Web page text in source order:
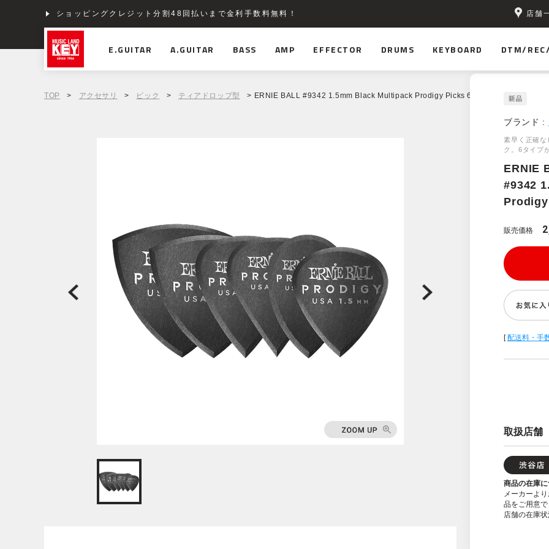
ショッピングクレジット分割48回払いまで金利手数料無料！ 店舗
E.GUITAR A.GUITAR BASS AMP EFFECTOR DRUMS KEYBOARD DTM/
TOP > アクセサリ > ピック > ティアドロップ型 > ERNIE BALL #9342 1.5mm Black Multipack Prodigy Picks 6-Pack
ブランド :
素早く正確
ク。6タイプ
ERNIE
#9342
販売価格
[配送料・手
取扱店舗
商品の在庫
メーカーよ
品をご用意
店舗の在庫